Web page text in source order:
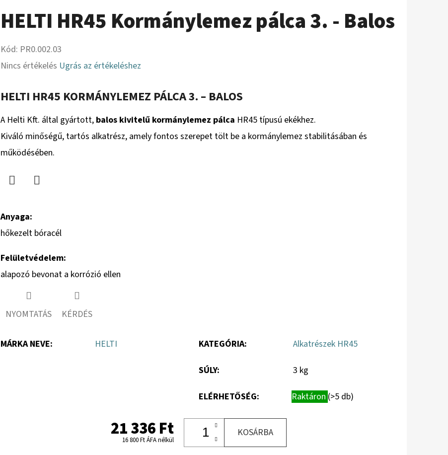
HELTI HR45 Kormánylemez pálca 3. - Balos
Kód: PR0.002.03
A
átlagos
értékelése
5-
ből
csillag.
Nincs értékelés Ugrás az értékeléshez
HELTI HR45 KORMÁNYLEMEZ PÁLCA 3. – BALOS
A Helti Kft. által gyártott, balos kivitelű kormánylemez pálca HR45 típusú ekékhez.
Kiváló minőségű, tartós alkatrész, amely fontos szerepet tölt be a kormánylemez stabilitásában és
működésében.
Anyaga:
hőkezelt bóracél
Felületvédelem:
alapozó bevonat a korrózió ellen
NYOMTATÁS KÉRDÉS
MÁRKA NEVE: HELTI KATEGÓRIA: Alkatrészek HR45
SÚLY: 3 kg
ELÉRHETŐSÉG: Raktáron (>5 db)
21 336 Ft
16 800 Ft ÁFA nélkül
KOSÁRBA